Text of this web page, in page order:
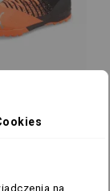
na